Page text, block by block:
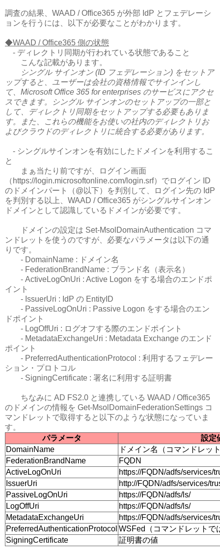
調査の結果、WAAD / Office365 が外部 IdP とフェデレーシ
ョンを行うには、以下が必要なことがわかります。
◆WAAD / Office365 側の状態
- ディレクトリ同期が行われている状態であること
こんな記載があります。
シングル サインオン (ID フェデレーション) をセットア
ップすると、ユーザーは会社の資格情報でサインインし
て、Microsoft Office 365 for enterprises のサービスにアクセ
スできます。シングル サインオンのセットアップの一部と
して、ディレクトリ同期をセットアップする必要もありま
す。また、これらの機能をお使いの社内のディレクトリお
よびクラウドのディレクトリに統合する必要があります。
- シングルサインオンを有効にしたドメインを利用するこ
と
まぁ当たり前ですが、ログイン画面
（https://login.microsoftonline.com/login.srf）でログイン ID
のドメインパート（@以下）を判別して、ログイン先の IdP
を判別する以上、WAAD / Office365 がシングルサインオン
ドメインとして認識しているドメインが必要です。
ドメインの設定は Set-MsolDomainAuthentication コマ
ンドレットを使うのですが、必要なパラメータは以下の通
りです。
- DomainName : ドメイン名
- FederationBrandName : ブランド名（表示名）
- ActiveLogOnUri : Active Logon をする場合のエンドポ
イント
- IssuerUri : IdP の EntityID
- PassiveLogOnUri : Passive Logon をする場合のエン
ドポイント
- LogOffUri : ログオフする際のエンドポイント
- MetadataExchangeUri : Metadata Exchange のエンド
ポイント
- PreferredAuthenticationProtocol : 利用するフェデレー
ション・プロトコル
- SigningCertificate : 署名に利用する証明書
ちなみに AD FS2.0 と連携している WAAD / Office365
のドメインの情報を Get-MsolDomainFederationSettings コ
マンドレットで取得すると以下のような状態になっていま
す。
パラメータ
設定
DomainName
ドメイン名（コマンドレッ
FederationBrandName
FQDN
ActiveLogOnUri
https://FQDN/adfs/services/
IssuerUri
http://FQDN/adfs/services/
PassiveLogOnUri
https://FQDN/adfs/ls/
LogOffUri
https://FQDN/adfs/ls/
MetadataExchangeUri
https://FQDN/adfs/services/
PreferredAuthenticationProtocol WSFed（コマンドレットで
SigningCertificate
証明書の値